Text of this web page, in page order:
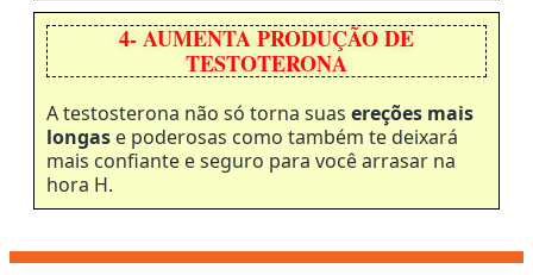
4- AUMENTA PRODUÇÃO DE
TESTOTERONA
A testosterona não só torna suas ereções mais
longas e poderosas como também te deixará
mais confiante e seguro para você arrasar na
hora H.